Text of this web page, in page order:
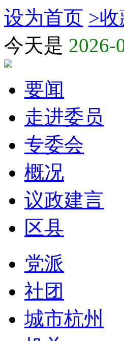
设为首页 >
今天是 2026-
要闻
走进委员
专委会
概况
议政建言
区县
党派
社团
城市杭州